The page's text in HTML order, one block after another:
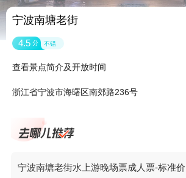
宁波南塘老街
4.5 分 不错
查看景点简介及开放时间
浙江省宁波市海曙区南郊路236号
宁波南塘老街水上游晚场票成人票-标准价